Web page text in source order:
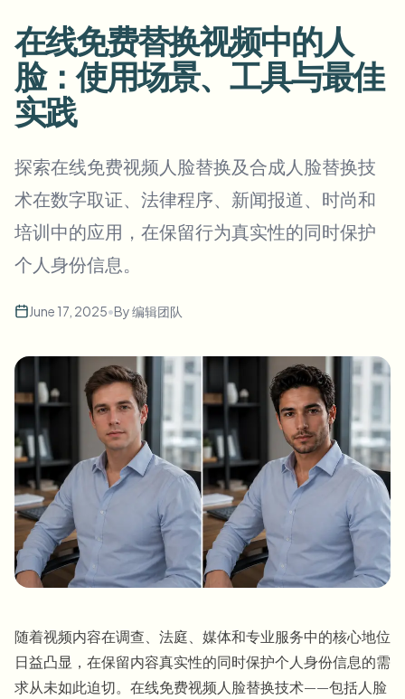
GDPR合规模糊
街头采访模糊
AI Video Object Remover
在线模糊照片中的人脸
人脸匿名化
语音匿名处理器
换脸 - 图片
换脸 - 视频
视频智能
批量视频模糊
一次处理多个视频
医疗
诊所和面向患者的视频管理
公共部门
FOIA、安全披露和编辑
批量人脸匿名化
大批量、保留期和SLA
批量车牌模糊
车队、行车记录仪和停车场大规模处理
高吞吐量流水线
模糊任何内容
企业区域、策略和审核
API 和 SDK
自动化上传、任务和Webhook
联系表单
视频智能
批量背景移除
工具
分类
产品
在线免费替换视频中的人
脸：使用场景、工具与最佳
实践
探索在线免费视频人脸替换及合成人脸替换技
术在数字取证、法律程序、新闻报道、时尚和
培训中的应用，在保留行为真实性的同时保护
个人身份信息。
June 17, 2025•By编辑团队
随着视频内容在调查、法庭、媒体和专业服务中的核心地位
日益凸显，在保留内容真实性的同时保护个人身份信息的需
求从未如此迫切。在线免费视频人脸替换技术——包括人脸